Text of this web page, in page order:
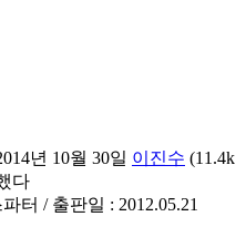
년 10월 30일 이진수 (11.4k
다
터 / 출판일 : 2012.05.21